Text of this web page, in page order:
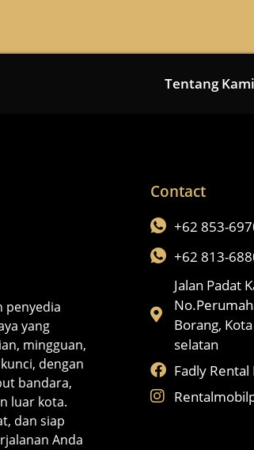
Tentang Kami
penyedia
yang
mingguan,
dengan
bandara,
luar kota.
dan siap
Anda
Contact
+62 853-
+62 813-
Jalan Padat
Borang,
selatan
Fadly